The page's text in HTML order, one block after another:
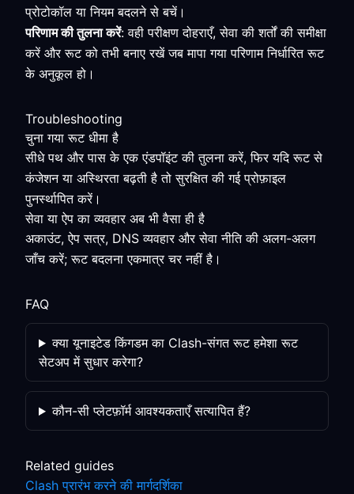
प्रोटोकॉल या नियम बदलने से बचें।
परिणाम की तुलना करें: वही परीक्षण दोहराएँ, सेवा की शर्तों की समीक्षा
करें और रूट को तभी बनाए रखें जब मापा गया परिणाम निर्धारित रूट
के अनुकूल हो।
Troubleshooting
चुना गया रूट धीमा है
सीधे पथ और पास के एक एंडपॉइंट की तुलना करें, फिर यदि रूट से
कंजेशन या अस्थिरता बढ़ती है तो सुरक्षित की गई प्रोफ़ाइल
पुनर्स्थापित करें।
सेवा या ऐप का व्यवहार अब भी वैसा ही है
अकाउंट, ऐप सत्र, DNS व्यवहार और सेवा नीति की अलग-अलग
जाँच करें; रूट बदलना एकमात्र चर नहीं है।
FAQ
क्या यूनाइटेड किंगडम का Clash-संगत रूट हमेशा रूट
सेटअप में सुधार करेगा?
कौन-सी प्लेटफ़ॉर्म आवश्यकताएँ सत्यापित हैं?
Related guides
Clash प्रारंभ करने की मार्गदर्शिका